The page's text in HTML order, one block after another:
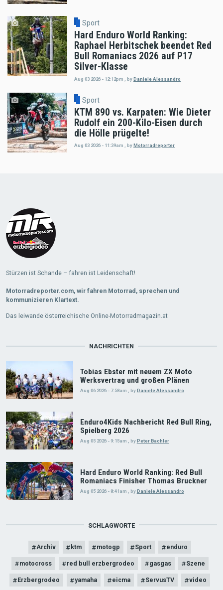
Sport
Hard Enduro World Ranking:
Raphael Herbitschek beendet Red
Bull Romaniacs 2026 auf P17
Silver-Klasse
Aug 03 2026 - 12:12pm byDaniele Alessandro
Sport
KTM 890 vs. Karpaten: Wie Dieter
Rudolf ein 200-Kilo-Eisen durch
die Hölle prügelte!
Aug 03 2026 - 11:39am , byMotorradreporter
Stürzen ist Schande – fahren ist Leidenschaft!
Motorradreporter.com, wir fahren Motorrad, sprechen und
kommunizieren Klartext.
Das leiwande österreichische Online-Motorradmagazin.at
NACHRICHTEN
Tobias Ebster mit neuem ZX Moto
Werksvertrag und großen Plänen
Aug 06 2026 - 7:58am , byDaniele Alessandro
Enduro4Kids Nachbericht Red Bull Ring,
Spielberg 2026
Aug 05 2026 - 9:15am byPeter Bachler
Hard Enduro World Ranking: Red Bull
Romaniacs Finisher Thomas Bruckner
Aug 05 2026 - 8:41am byDaniele Alessandro
SCHLAGWORTE
Archiv ktm motogp Sport enduro
motocross red bull erzbergrodeo gasgas Szene
Erzbergrodeo yamaha eicma ServusTV video